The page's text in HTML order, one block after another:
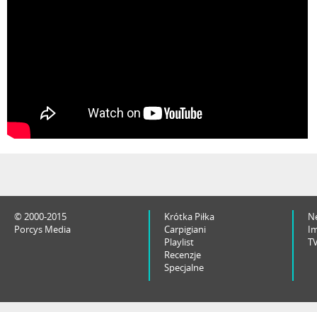
© 2000-2015
Porcys Media
Krótka Piłka
Carpigiani
Playlist
Recenzje
Specjalne